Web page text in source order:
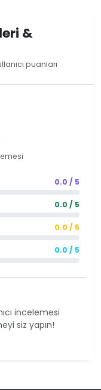
&
puanları
0.0 / 5
0.0 / 5
0.0 / 5
0.0 / 5
incelemesi
siz yapın!